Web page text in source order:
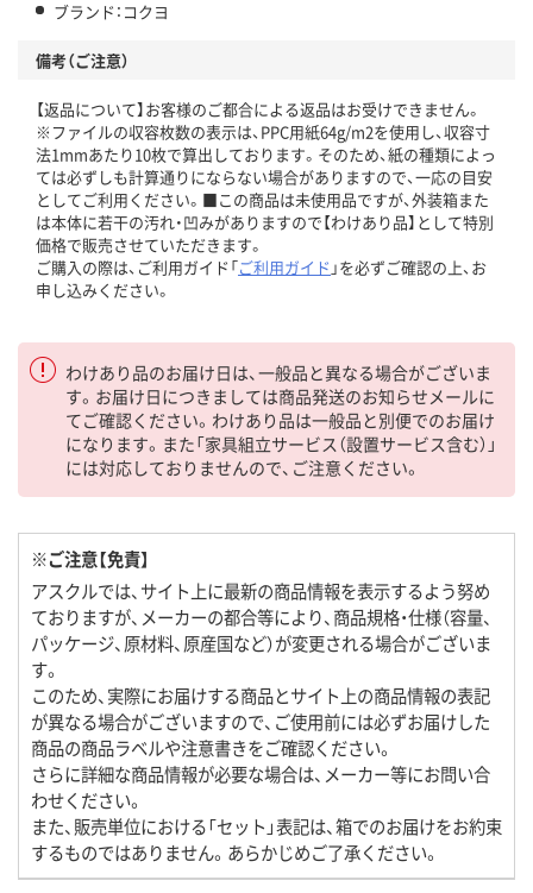
ブランド：コクヨ
備考（ご注意）
【返品について】お客様のご都合による返品はお受けできません。
※ファイルの収容枚数の表示は、PPC用紙64g/m2を使用し、収容寸
法1mmあたり10枚で算出しております。そのため、紙の種類によっ
ては必ずしも計算通りにならない場合がありますので、一応の目安
としてご利用ください。■この商品は未使用品ですが、外装箱また
は本体に若干の汚れ・凹みがありますので【わけあり品】として特別
価格で販売させていただきます。
ご購入の際は、ご利用ガイド「ご利用ガイド 」を必ずご確認の上、お
申し込みください。
わけあり品のお届け日は、一般品と異なる場合がございま
す。お届け日につきましては商品発送のお知らせメールに
てご確認ください。わけあり品は一般品と別便でのお届け
になります。また「家具組立サービス（設置サービス含む）」
には対応しておりませんので、ご注意ください。
※ご注意【免責】
アスクルでは、サイト上に最新の商品情報を表示するよう努め
ておりますが、メーカーの都合等により、商品規格・仕様（容量、
パッケージ、原材料、原産国など）が変更される場合がございま
す。
このため、実際にお届けする商品とサイト上の商品情報の表記
が異なる場合がございますので、ご使用前には必ずお届けした
商品の商品ラベルや注意書きをご確認ください。
さらに詳細な商品情報が必要な場合は、メーカー等にお問い合
わせください。
また、販売単位における「セット」表記は、箱でのお届けをお約束
するものではありません。あらかじめご了承ください。